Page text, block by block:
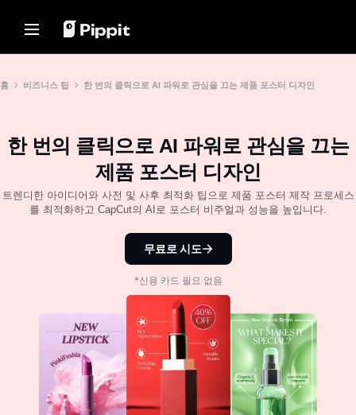
Home
솔루션
콘텐츠 허브
솔루션
원클릭 동영상 솔루션
제품 링크를 입력하거나 시각 자료
를 업로드하여 흥미로운 마케팅 동
영상을 즉시 만듭니다.
리소스
커뮤니티
전자상거래 PowerLab
TikTok Ads Manager
고객 사례
KraftGeek's Story
Paw Smart's Story
Sleep Shop's Story
2911 Studio Art's Story
Lover Brand Fashion's Story
고객 지원 센터
사용자 계정
자산 관리
콘텐츠 허브
이미지 팁
온라인으로 사진 배경 변경
2024년 베스트 8 벌크 이미지 리
투명한 배경 팁
판매 촉진 프로모션 비디오 만들
10가지 프로모션 비디오 아이디
최고의 프로모션 비디오 템플릿
웹 사이트
7 홍보 포스터 아이디어
비즈니스 팁
AI 모델
AI 모델
Seedream
Seedance
Nano Banana Pro
홈 비즈니스 팁 한 번의 클릭으로 AI 파워로 관심을 끄는 제품 포스터 디자인
한 번의 클릭으로 AI 파워로 관심을 끄는
제품 포스터 디자인
트렌디한 아이디어와 사전 및 사후 최적화 팁으로 제품 포스터 제작 프로세스
를 최적화하고 CapCut의 AI로 포스터 비주얼과 성능을 높입니다.
무료로 시도
*신용 카드 필요 없음